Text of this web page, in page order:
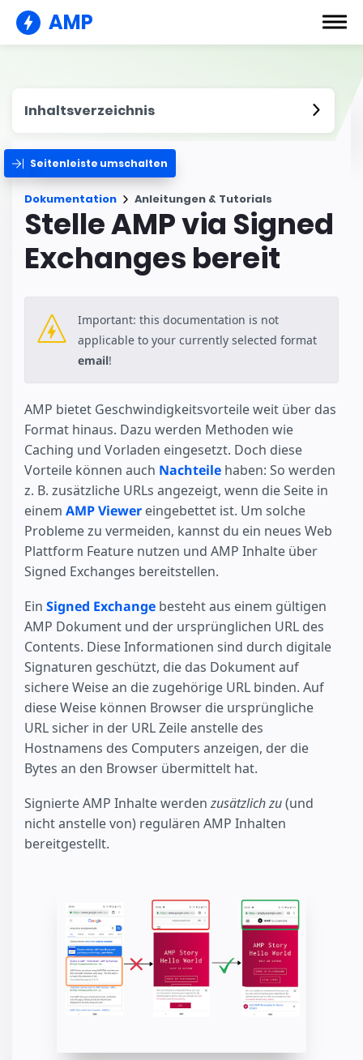
AMP
Inhaltsverzeichnis
Seitenleiste umschalten
Dokumentation Anleitungen & Tutorials
Stelle AMP via Signed
Exchanges bereit
Important: this documentation is not
applicable to your currently selected format
email!
AMP bietet Geschwindigkeitsvorteile weit über das
Format hinaus. Dazu werden Methoden wie
Caching und Vorladen eingesetzt. Doch diese
Vorteile können auch Nachteile haben: So werden
z. B. zusätzliche URLs angezeigt, wenn die Seite in
einem AMP Viewer eingebettet ist. Um solche
Probleme zu vermeiden, kannst du ein neues Web
Plattform Feature nutzen und AMP Inhalte über
Signed Exchanges bereitstellen.
Ein Signed Exchange besteht aus einem gültigen
AMP Dokument und der ursprünglichen URL des
Contents. Diese Informationen sind durch digitale
Signaturen geschützt, die das Dokument auf
sichere Weise an die zugehörige URL binden. Auf
diese Weise können Browser die ursprüngliche
URL sicher in der URL Zeile anstelle des
Hostnamens des Computers anzeigen, der die
Bytes an den Browser übermittelt hat.
Signierte AMP Inhalte werdenzusätzlich zu(und
nicht anstelle von) regulären AMP Inhalten
bereitgestellt.